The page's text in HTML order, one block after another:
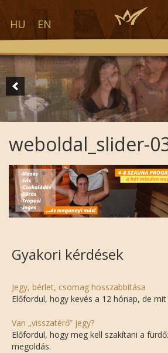
HU EN
weboldal_slider-
Gyakori kérdések
Jegy, bérlet, csomag hosszabbítása
Előfordul, hogy kevés a 12 hónap, de
Van „visszatérő” jegy?
Előfordul, hogy meg kell szakítani a
megoldás.